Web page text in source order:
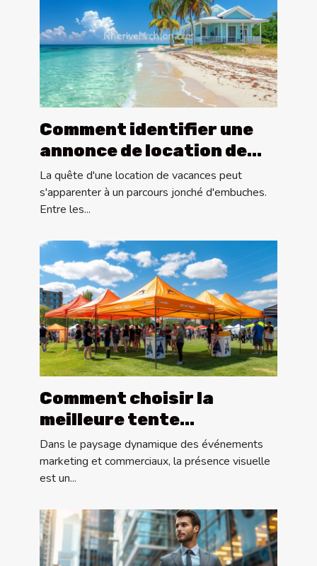
Comment identifier une
annonce de location de
vacances fiable
La quête d'une location de vacances peut
s'apparenter à un parcours jonché d'embuches.
Entre les...
Comment choisir la
meilleure tente
publicitaire pour votre
événement
Dans le paysage dynamique des événements
marketing et commerciaux, la présence visuelle
est un...